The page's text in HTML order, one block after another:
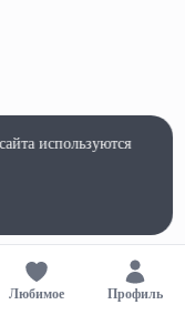
Любимое Профиль
используются